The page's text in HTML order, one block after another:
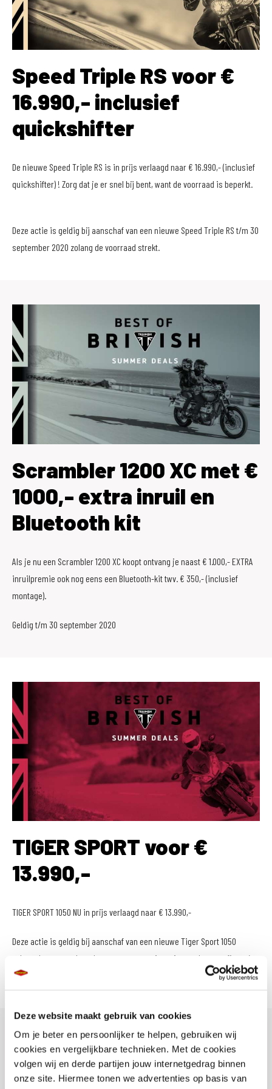
Deze website maakt gebruik van cookies
Om je beter en persoonlijker te helpen, gebruiken wij
cookies en vergelijkbare technieken. Met de cookies
volgen wij en derde partijen jouw internetgedrag binnen
onze site. Hiermee tonen we advertenties op basis van
Speed Triple RS voor €
16.990,- inclusief
quickshifter
De nieuwe Speed Triple RS is in prijs verlaagd naar € 16.990,- (inclusief
quickshifter) ! Zorg dat je er snel bij bent, want de voorraad is beperkt.
Deze actie is geldig bij aanschaf van een nieuwe Speed Triple RS t/m 30
september 2020 zolang de voorraad strekt.
Scrambler 1200 XC met €
1000,- extra inruil en
Bluetooth kit
Als je nu een Scrambler 1200 XC koopt ontvang je naast € 1.000,- EXTRA
inruilpremie ook nog eens een Bluetooth-kit twv. € 350,- (inclusief
montage).
Geldig t/m 30 september 2020
TIGER SPORT voor €
13.990,-
TIGER SPORT 1050 NU in prijs verlaagd naar € 13.990,-
Deze actie is geldig bij aanschaf van een nieuwe Tiger Sport 1050
zolang de voorraad strekt en voor een registratie van de motorfiets t/m
30 september 2020.